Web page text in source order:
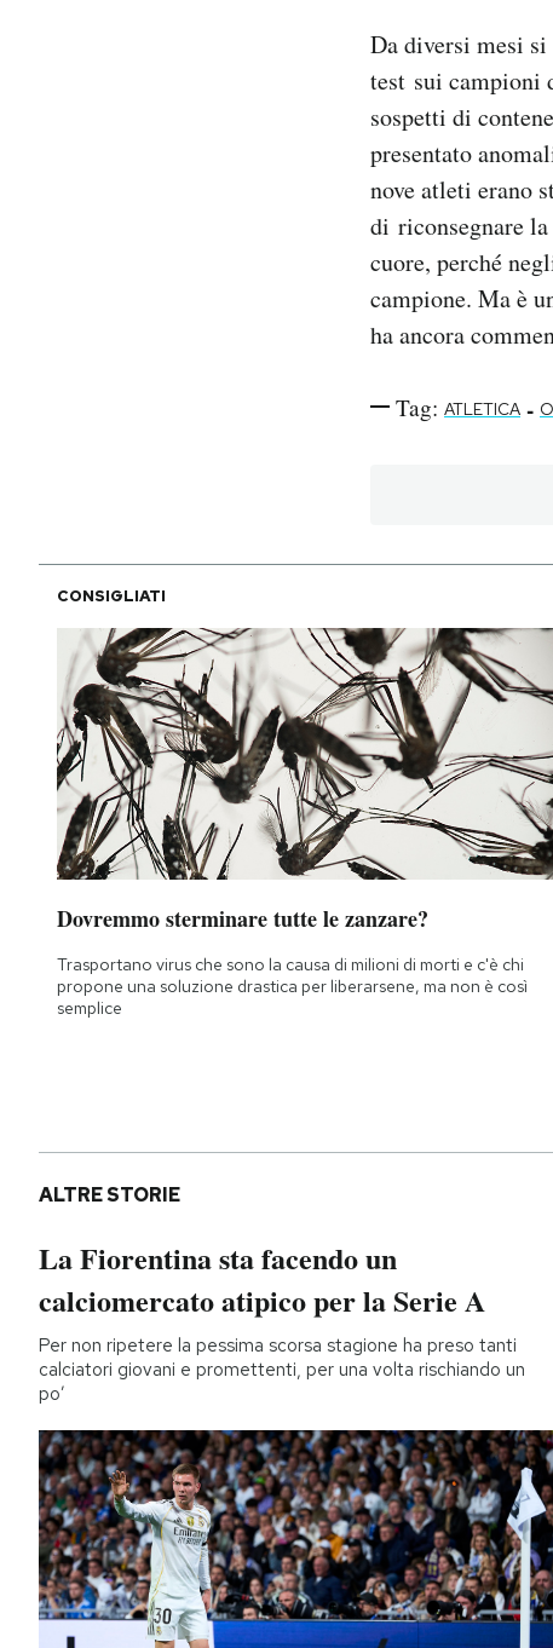
Da diversi mesi
test sui campioni
sospetti di
presentato
nove atleti erano
di riconsegnare
cuore, perché
campione. Ma è
ha ancora
Tag: ATLETICA -
CONSIGLIATI
Dovremmo sterminare tutte le zanzare?
Trasportano virus che sono la causa di milioni di morti e c'è chi
propone una soluzione drastica per liberarsene, ma non è così
semplice
ALTRE STORIE
La Fiorentina sta facendo un
calciomercato atipico per la Serie A
Per non ripetere la pessima scorsa stagione ha preso tanti
calciatori giovani e promettenti, per una volta rischiando un
po’